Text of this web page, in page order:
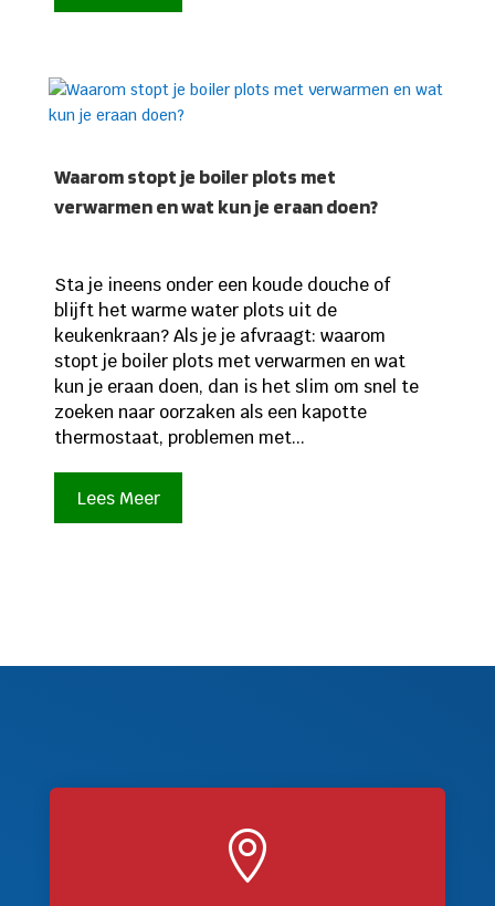
Waarom stopt je boiler plots met
verwarmen en wat kun je eraan doen?
Sta je ineens onder een koude douche of
blijft het warme water plots uit de
keukenkraan? Als je je afvraagt: waarom
stopt je boiler plots met verwarmen en wat
kun je eraan doen, dan is het slim om snel te
zoeken naar oorzaken als een kapotte
thermostaat, problemen met...
Lees Meer
